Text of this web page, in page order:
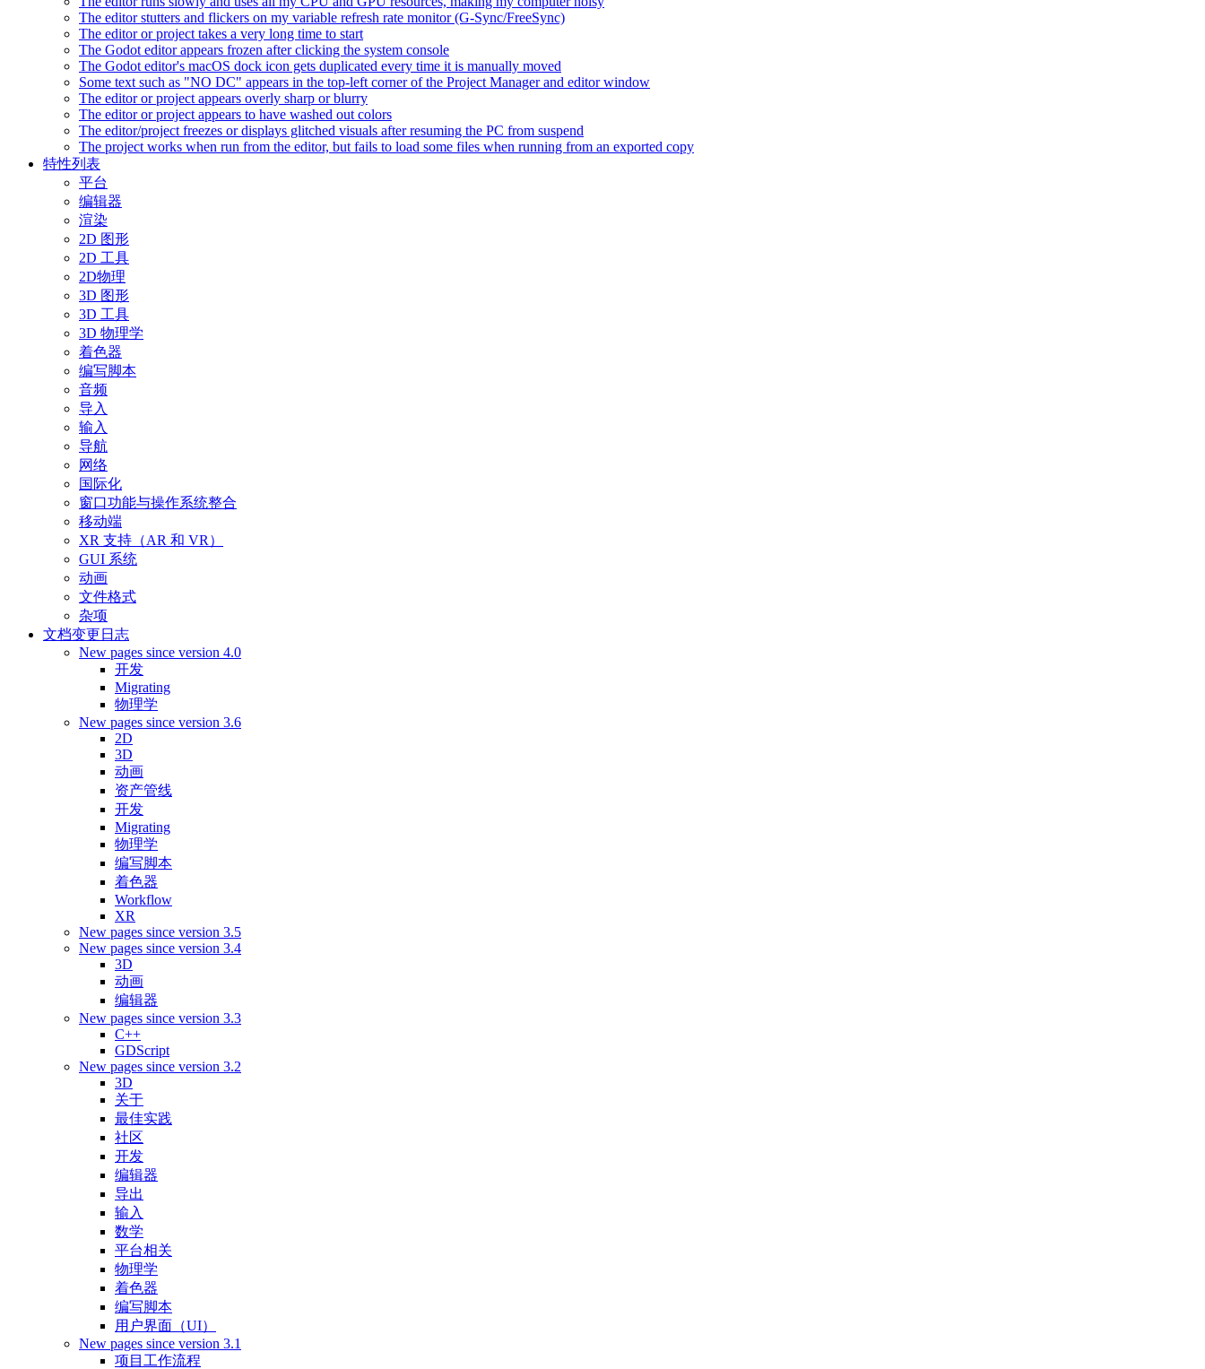
The editor stutters and flickers on my variable refresh rate monitor (G-Sync/FreeSync)
The editor or project takes a very long time to start
The Godot editor appears frozen after clicking the system console
The Godot editor's macOS dock icon gets duplicated every time it is manually moved
Some text such as "NO DC" appears in the top-left corner of the Project Manager and editor window
The editor or project appears overly sharp or blurry
The editor or project appears to have washed out colors
The editor/project freezes or displays glitched visuals after resuming the PC from suspend
The project works when run from the editor, but fails to load some files when running from an exported copy
特性列表
平台
编辑器
渲染
2D 图形
2D 工具
2D物理
3D 图形
3D 工具
3D 物理学
着色器
编写脚本
音频
导入
输入
导航
网络
国际化
窗口功能与操作系统整合
移动端
XR 支持（AR 和 VR）
GUI 系统
动画
文件格式
杂项
文档变更日志
New pages since version 4.0
开发
Migrating
物理学
New pages since version 3.6
2D
3D
动画
资产管线
开发
Migrating
物理学
编写脚本
着色器
Workflow
XR
New pages since version 3.5
New pages since version 3.4
3D
动画
编辑器
New pages since version 3.3
C++
GDScript
New pages since version 3.2
3D
关于
最佳实践
社区
开发
编辑器
导出
输入
数学
平台相关
物理学
着色器
编写脚本
用户界面（UI）
New pages since version 3.1
项目工作流程